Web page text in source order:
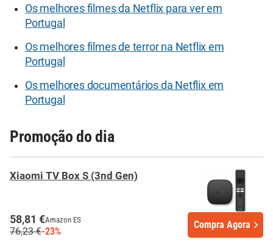
Os melhores filmes da Netflix para ver em
Portugal
Os melhores filmes de terror na Netflix em
Portugal
Os melhores documentários da Netflix em
Portugal
Promoção do dia
Xiaomi TV Box S (3nd Gen)
58,81 €Amazon ES
76,23 €-23%
Compra Agora